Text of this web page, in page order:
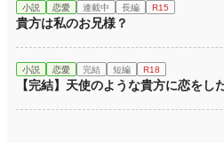
小説 恋愛 連載中 長編 R15
貴方は私のお兄様？
小説 恋愛 完結 短編 R18
【完結】天使のような貴方に恋をし